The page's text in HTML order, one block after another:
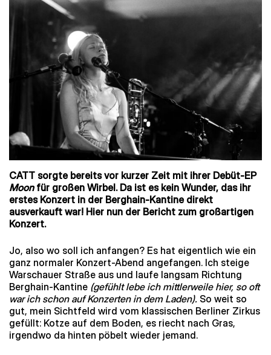
CATT sorgte bereits vor kurzer Zeit mit ihrer Debüt-EP
Moonfür großen Wirbel. Da ist es kein Wunder, das ihr
erstes Konzert in der Berghain-Kantine direkt
ausverkauft war! Hier nun der Bericht zum großartigen
Konzert.
Jo, also wo soll ich anfangen? Es hat eigentlich wie ein
ganz normaler Konzert-Abend angefangen. Ich steige
Warschauer Straße aus und laufe langsam Richtung
Berghain-Kantine (gefühlt lebe ich mittlerweile hier, so oft
war ich schon auf Konzerten in dem Laden). So weit so
gut, mein Sichtfeld wird vom klassischen Berliner Zirkus
gefüllt: Kotze auf dem Boden, es riecht nach Gras,
irgendwo da hinten pöbelt wieder jemand.